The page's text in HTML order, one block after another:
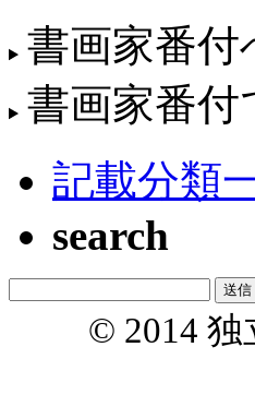
書画家番付
書画家番付
記載分類
search
© 2014